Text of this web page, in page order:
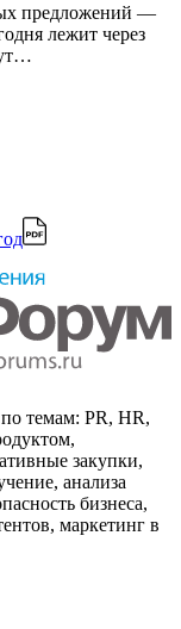
предложений —
лежит через
темам: PR, HR,
закупки,
анализа
бизнеса,
маркетинг в